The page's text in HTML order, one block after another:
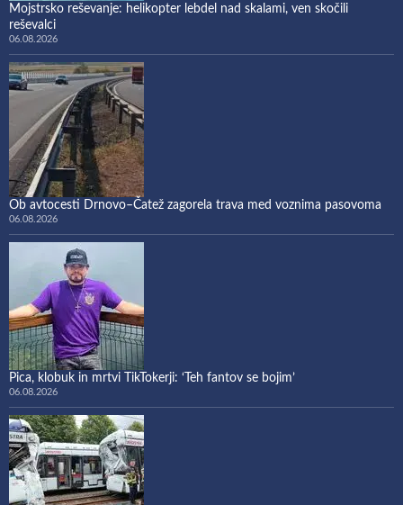
Mojstrsko reševanje: helikopter lebdel nad skalami, ven skočili
reševalci
06.08.2026
Ob avtocesti Drnovo–Čatež zagorela trava med voznima pasovoma
06.08.2026
Pica, klobuk in mrtvi TikTokerji: ‘Teh fantov se bojim’
06.08.2026